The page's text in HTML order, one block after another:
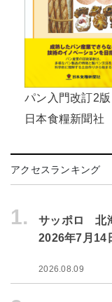
パン入門改訂2版
日本食糧新聞社
アクセスランキング
1.
サッポロ 北
2026年7月14
2026.08.09